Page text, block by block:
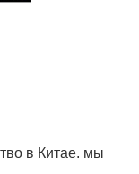
в Китае. мы